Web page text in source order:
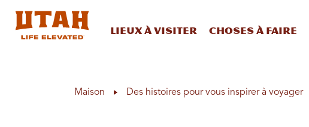
Lieux à visiter Choses à faire
Maison Des histoires pour vous inspirer à voyager